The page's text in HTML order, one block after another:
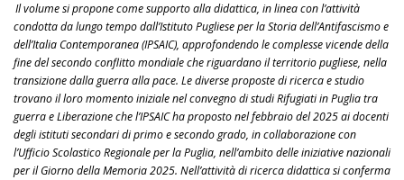
Il volume si propone come supporto alla didattica, in linea con l’attività
condotta da lungo tempo dall’Istituto Pugliese per la Storia dell’Antifascismo e
dell’Italia Contemporanea (IPSAIC), approfondendo le complesse vicende della
fine del secondo conflitto mondiale che riguardano il territorio pugliese, nella
transizione dalla guerra alla pace. Le diverse proposte di ricerca e studio
trovano il loro momento iniziale nel convegno di studi Rifugiati in Puglia tra
guerra e Liberazione che l’IPSAIC ha proposto nel febbraio del 2025 ai docenti
degli istituti secondari di primo e secondo grado, in collaborazione con
l’Ufficio Scolastico Regionale per la Puglia, nell’ambito delle iniziative nazionali
per il Giorno della Memoria 2025. Nell’attività di ricerca didattica si conferma